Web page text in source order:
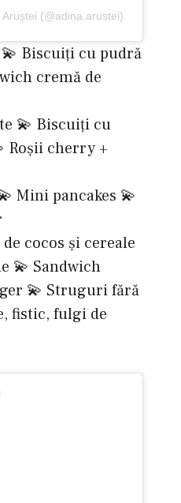
(@adina.arustei)
Biscuiți cu pudră
cremă de
💫 Biscuiți cu
Roșii cherry +
Mini pancakes 💫
cocos și cereale
💫 Sandwich
💫 Struguri fără
fistic, fulgi de